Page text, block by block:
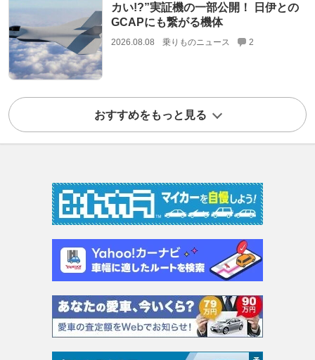
カい!?”実証機の一部公開！ 日伊との
GCAPにも繋がる機体
2026.08.08 乗りものニュース 2
おすすめをもっと見る